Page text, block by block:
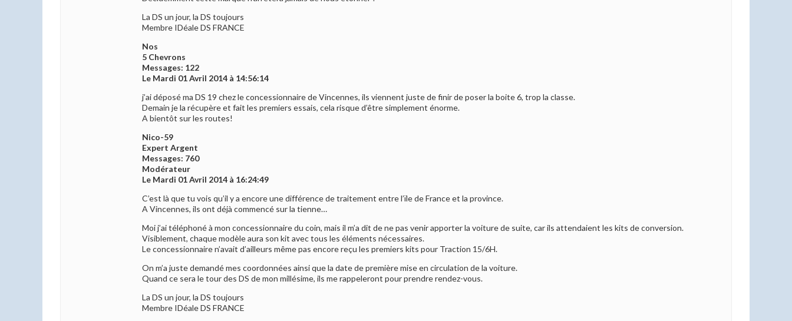
La DS un jour, la DS toujours
Membre IDéale DS FRANCE
Nos
5 Chevrons
Messages: 122
Le Mardi 01 Avril 2014 à 14:56:14
j’ai déposé ma DS 19 chez le concessionnaire de Vincennes, ils viennent juste de finir de poser la boite 6, trop la classe.
Demain je la récupère et fait les premiers essais, cela risque d’être simplement énorme.
A bientôt sur les routes!
Nico-59
Expert Argent
Messages: 760
Modérateur
Le Mardi 01 Avril 2014 à 16:24:49
C’est là que tu vois qu’il y a encore une différence de traitement entre l’ïle de France et la province.
A Vincennes, ils ont déjà commencé sur la tienne…
Moi j’ai téléphoné à mon concessionnaire du coin, mais il m’a dit de ne pas venir apporter la voiture de suite, car ils attendaient les kits de conversion.
Visiblement, chaque modèle aura son kit avec tous les éléments nécessaires.
Le concessionnaire n’avait d’ailleurs même pas encore reçu les premiers kits pour Traction 15/6H.
On m’a juste demandé mes coordonnées ainsi que la date de première mise en circulation de la voiture.
Quand ce sera le tour des DS de mon millésime, ils me rappeleront pour prendre rendez-vous.
La DS un jour, la DS toujours
Membre IDéale DS FRANCE